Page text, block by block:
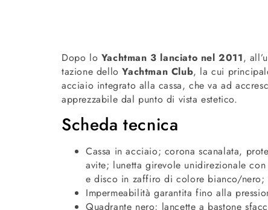
Dopo lo Yachtman 3 lanciato nel 2011,
tazione delloYachtman Club, la cui
acciaio integrato alla cassa, che va ad
apprezzabile dal punto di vista estetico.
Scheda tecnica
Cassa in acciaio; corona scanalata,
avite; lunetta girevole unidirezionale
e disco in zaffiro di co­lore bianco/nero;
Impermeabilità garantita fi­no alla
Quadrante nero; lancette a bastone